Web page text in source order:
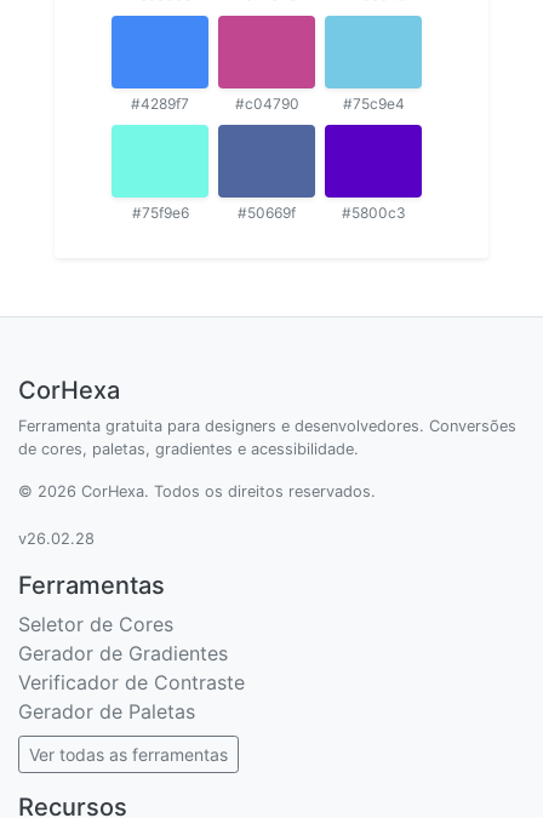
#4289f7 #c04790 #75c9e4
#75f9e6 #50669f #5800c3
CorHexa
Ferramenta gratuita para designers e desenvolvedores. Conversões
de cores, paletas, gradientes e acessibilidade.
© 2026 CorHexa. Todos os direitos reservados.
v26.02.28
Ferramentas
Seletor de Cores
Gerador de Gradientes
Verificador de Contraste
Gerador de Paletas
Ver todas as ferramentas
Recursos